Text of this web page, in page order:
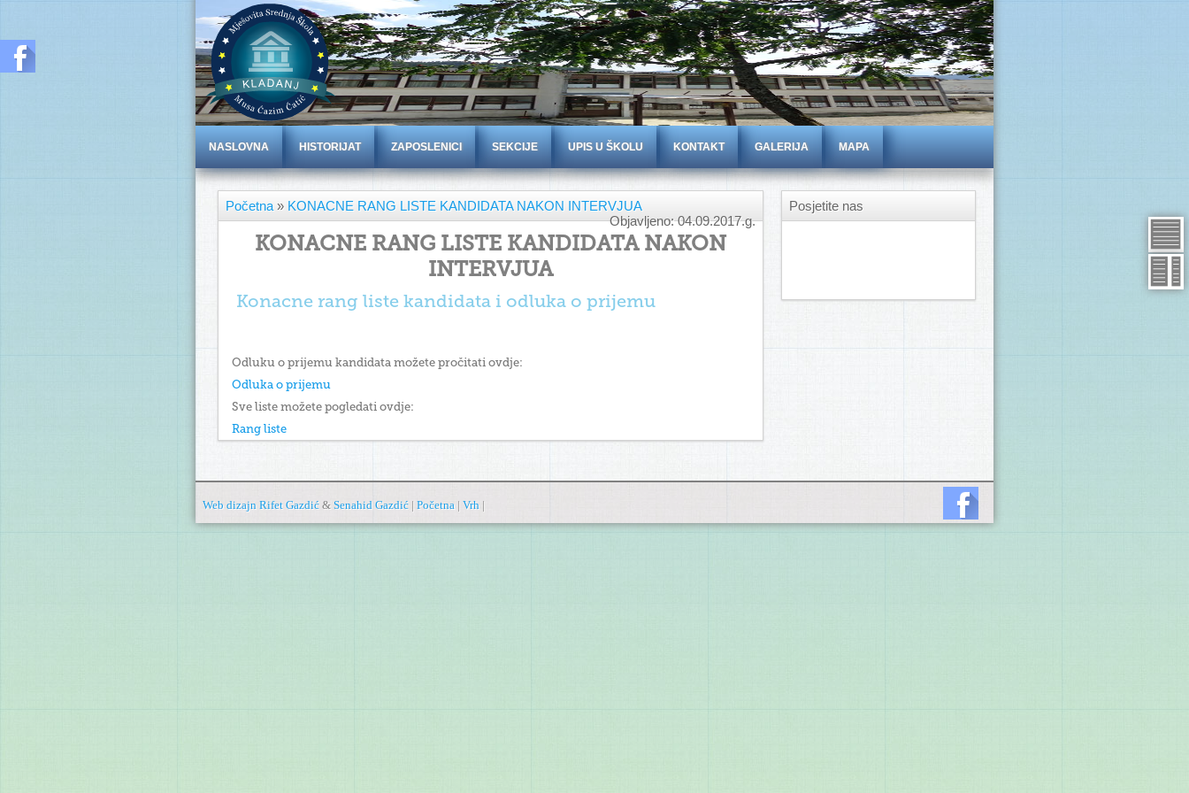
NASLOVNA HISTORIJAT ZAPOSLENICI SEKCIJE UPIS U ŠKOLU KONTAKT GALERIJA MAPA
Početna » KONACNE RANG LISTE KANDIDATA NAKON INTERVJUA
Objavljeno: 04.09.2017.g.
KONACNE RANG LISTE KANDIDATA NAKON
INTERVJUA
Konacne rang liste kandidata i odluka o prijemu
Odluku o prijemu kandidata možete pročitati ovdje:
Odluka o prijemu
Sve liste možete pogledati ovdje:
Rang liste
Posjetite nas
Web dizajn Rifet Gazdić & Senahid Gazdić | Početna | Vrh |